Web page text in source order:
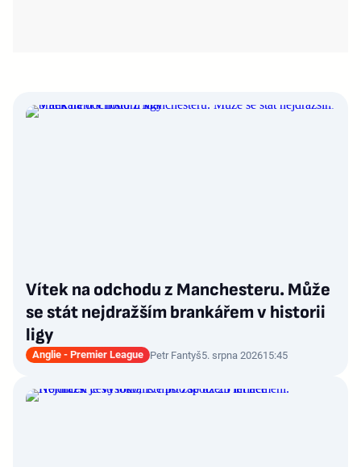
Vítek na odchodu z Manchesteru. Může
se stát nejdražším brankářem v historii
ligy
Anglie - Premier League Petr Fantyš5. srpna 202615:45